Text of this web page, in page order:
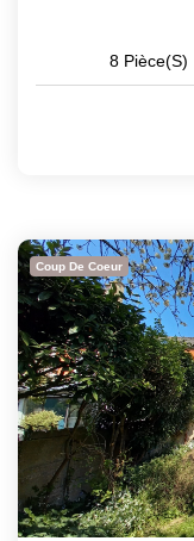
8 Pièce(s)
Coup De Coeur